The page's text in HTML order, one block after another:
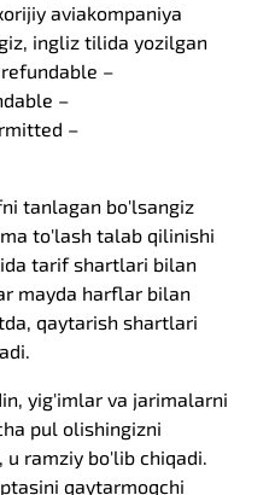
aviakompaniya
ingliz tilida yozilgan
–
–
–
tanlagan bo'lsangiz
to'lash talab qilinishi
tarif shartlari bilan
mayda harflar bilan
qaytarish shartlari
yig'imlar va jarimalarni
pul olishingizni
u ramziy bo'lib chiqadi.
qaytarmoqchi